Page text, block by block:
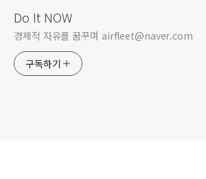
Do It NOW
경제적 자유를 꿈꾸며 airfleet@naver.com
구독하기